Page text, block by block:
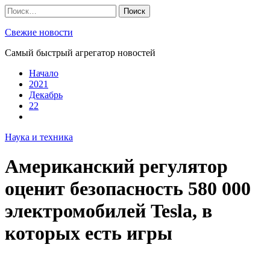
Skip
to
content
Найти:
Свежие новости
Самый быстрый агрегатор новостей
Начало
2021
Декабрь
22
Наука и техника
Американский регулятор
оценит безопасность 580 000
электромобилей Tesla, в
которых есть игры